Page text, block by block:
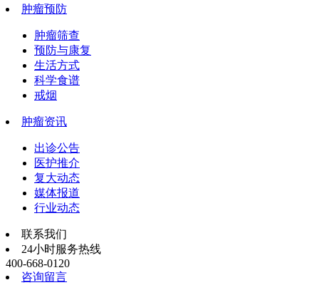
肿瘤预防
肿瘤筛查
预防与康复
生活方式
科学食谱
戒烟
肿瘤资讯
出诊公告
医护推介
复大动态
媒体报道
行业动态
联系我们
24小时服务热线
400-668-0120
咨询留言